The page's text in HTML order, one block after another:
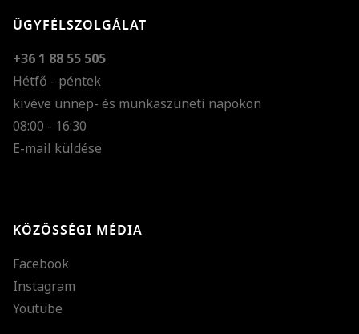
ÜGYFÉLSZOLGÁLAT
+36 1 88 55 505
Hétfő - péntek
kivéve ünnep- és munkaszüneti napokon
08:00 - 16:30
E-mail küldése
KÖZÖSSÉGI MÉDIA
Facebook
Instagram
Youtube